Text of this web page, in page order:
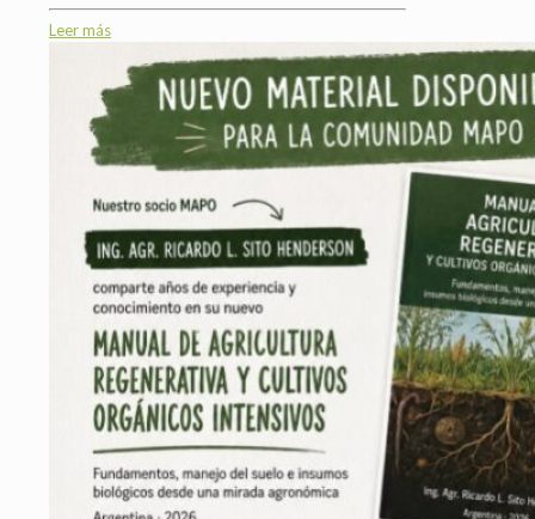
Leer más